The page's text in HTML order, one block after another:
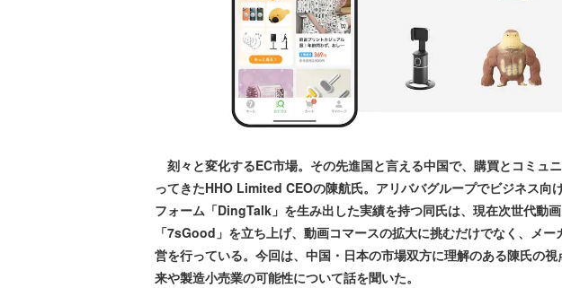
刻々と変化するEC市場。その先進国と言える中国で、購買とコミュ
ってきたHHO Limited CEOの陳航氏。アリババグループでビジネス向
フォーム「DingTalk」を生み出した実績を持つ同氏は、現在次世代動
「7sGood」を立ち上げ、動画コマースの拡大に挑むだけでなく、メ
営を行っている。今回は、中国・日本の市場双方に理解のある陳氏の
来や製造小売業の可能性について話を聞いた。